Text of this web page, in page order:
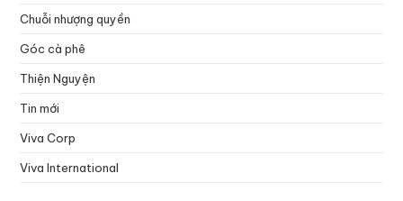
Chuỗi nhượng quyền
Góc cà phê
Thiện Nguyện
Tin mới
Viva Corp
Viva International